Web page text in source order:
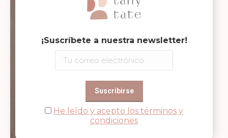
¡Suscríbete a nuestra newsletter!
He leído y acepto los términos y
condiciones